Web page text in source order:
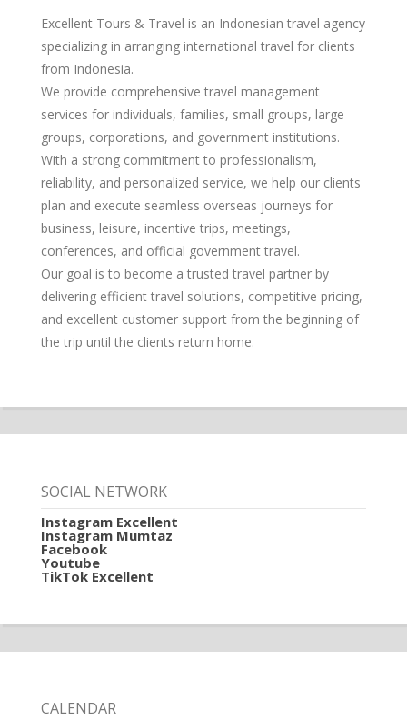
Excellent Tours & Travel is an Indonesian travel agency
specializing in arranging international travel for clients
from Indonesia.
We provide comprehensive travel management
services for individuals, families, small groups, large
groups, corporations, and government institutions.
With a strong commitment to professionalism,
reliability, and personalized service, we help our clients
plan and execute seamless overseas journeys for
business, leisure, incentive trips, meetings,
conferences, and official government travel.
Our goal is to become a trusted travel partner by
delivering efficient travel solutions, competitive pricing,
and excellent customer support from the beginning of
the trip until the clients return home.
SOCIAL NETWORK
Instagram Excellent
Instagram Mumtaz
Facebook
Youtube
TikTok Excellent
CALENDAR